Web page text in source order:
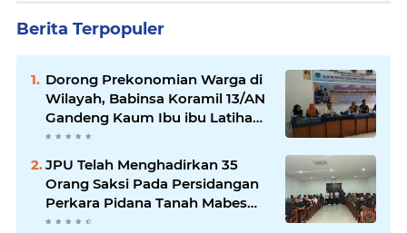
Berita Terpopuler
Dorong Prekonomian Warga di
Wilayah, Babinsa Koramil 13/AN
Gandeng Kaum Ibu ibu Latihan
Jahit Menjahit
JPU Telah Menghadirkan 35
Orang Saksi Pada Persidangan
Perkara Pidana Tanah Mabes
TNI di Jatikarya